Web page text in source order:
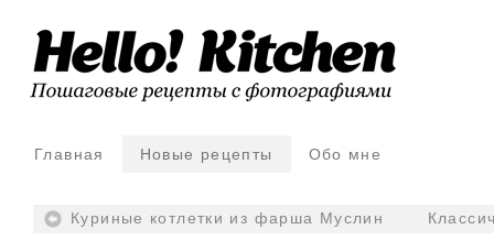
Главная Новые рецепты Обо мне
Куриные котлетки из фарша Муслин